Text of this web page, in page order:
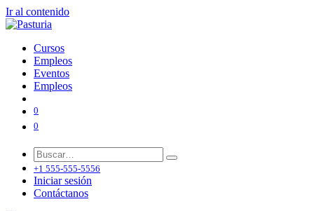
Ir al contenido
Cursos
Empleos
Eventos
Empleos
0
0
+1 555-555-5556
Iniciar sesión
Contáctanos